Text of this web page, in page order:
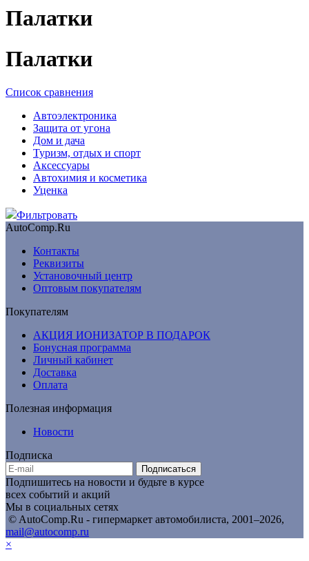
Палатки
Палатки
Список сравнения
Автоэлектроника
Защита от угона
Дом и дача
Туризм, отдых и спорт
Аксессуары
Автохимия и косметика
Уценка
Фильтровать
AutoComp.Ru
Контакты
Реквизиты
Установочный центр
Оптовым покупателям
Покупателям
АКЦИЯ ИОНИЗАТОР В ПОДАРОК
Бонусная программа
Личный кабинет
Доставка
Оплата
Полезная информация
Новости
Подписка
Подписаться
Подпишитесь на новости и будьте в курсе
всех событий и акций
Мы в социальных сетях
© AutoComp.Ru - гипермаркет автомобилиста, 2001–2026,
mail@autocomp.ru
×